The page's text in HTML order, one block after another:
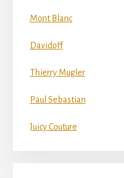
Mont Blanc
Davidoff
Thierry Mugler
Paul Sebastian
Juicy Couture